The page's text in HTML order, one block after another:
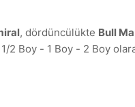
, dördüncülükte Bull
2 Boy - 1 Boy - 2 Boy